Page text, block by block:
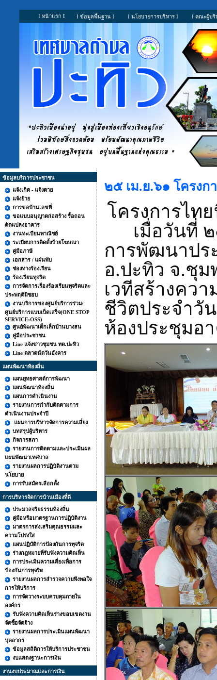
I หน้าแรก I I ข้อมูลพื้นฐาน I I นโยบายการบริหาร I I คณะผู้บริ
ข้อมูลบริการประชาชน
แจ้งเกิด - แจ้งตาย
แจ้งย้าย
การขอบ้านเลขที่
ขอแบบอนุญาตก่อสร้าง รื้อถอน
ดัดแปลงอาคาร
งานทะเบียนพาณิชย์
ระเบียบการติดตั้งป้ายโฆษณา
คู่มือภาษี
เอกสาร / แผ่นพับ
ช่องทางร้องเรียน
ร้องเรียนทุจริต
การจัดการเรื่องร้องเรียนทุจริตและ
ประพฤติมิชอบ
งานบริการของศูนย์บริการร่วม/
ศูนย์บริการแบบเบ็ดเสร็จ(ONE STOP
SERVICE:OSS)
ศูนย์พัฒนาเด็กเล็กบ้านบางสน
คู่มือประชาชน
Line แจ้งข่าวชุมชน ทต.ปะทิว
Line ตลาดนัดวันอังคาร
แผนพัฒนาท้องถิ่น
แผนยุทธศาสต์การพัฒนา
แผนพัฒนาท้องถิ่น
แผนการดำเนินงาน
รายงานการกำกับติดตามการ
ดำเนินงานประจำปี
แผนการบริหารจัดการความเสี่ยง
บทสรุปผู้บริหาร
กิจการสภา
รายงานการติดตามและประเมินผล
แผนพัฒนาเทศบาล
รายงานผลการปฏิบัติงานตาม
นโยบาย
การรับสมัครเลือกตั้ง
การบริหารจัดการบ้านเมืองที่ดี
ประมวลจริยธรรมท้องถิ่น
คู่มือหรือมาตรฐานการปฏิบัติงาน
มาตรการส่งเสริมคุณธรรมและ
ความโปร่งใส
แผนปฏิบัติการป้องกันการทุจริต
ร่างกฎหมายที่รับฟังความคิดเห็น
การประเมินความเสี่ยงเพื่อการ
ป้องกันการทุจริต
รายงานผลการสำรวจความพึงพอใจ
การให้บริการ
การจัดวางระบบควบคุมภายใน
องค์กร
รับฟังความคิดเห็นร่างขอบเขตงาน
จัดซื้อจัดจ้าง
รายงานผลการประเมินแผนพัฒนา
บุคลากร
ข้อมูลสถิติการให้บริการประชาชน
งบแสดงฐานะการเงิน
งานงบประมาณและการเงิน
๒๕ เม.ย.๖๑ โครงก
โครงการไท
เมื่อวันที่
การพัฒนาปร
อ.ปะทิว จ.ชุม
เวทีสร้างคว
ชีวิตประจำวั
ห้องประชุมอ